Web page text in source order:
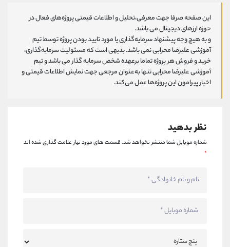
این صفحه صرفا جهت معرفی،تحلیل و اطلاعات قیمتی پروژه‌های فعال در
حوزه ارزهای دیجیتال می باشد.
و به هیچ وجه پیشنهاد سرمایه‌گذاری یا مورد تایید بودن پروژه توسط تیم
آموزشی علیرضا محرابی نمی باشد. بدیهی است که مسئولیت سرمایه‌گذاری،
خرید و فروش هر پروژه تماما برعهده شخص سرمایه گذار می باشد و تیم
آموزشی علیرضا محرابی تنها به‌عنوان مرجعی جهت نمایش اطلاعات قیمتی و
اخبار پیرامون این پروژه‌‌ها عمل می‌کند.
نظر بدهید
شماره موبایل شما منتشر نخواهد شد.قسمت های مورد نیاز علامت گذاری شده اند
*